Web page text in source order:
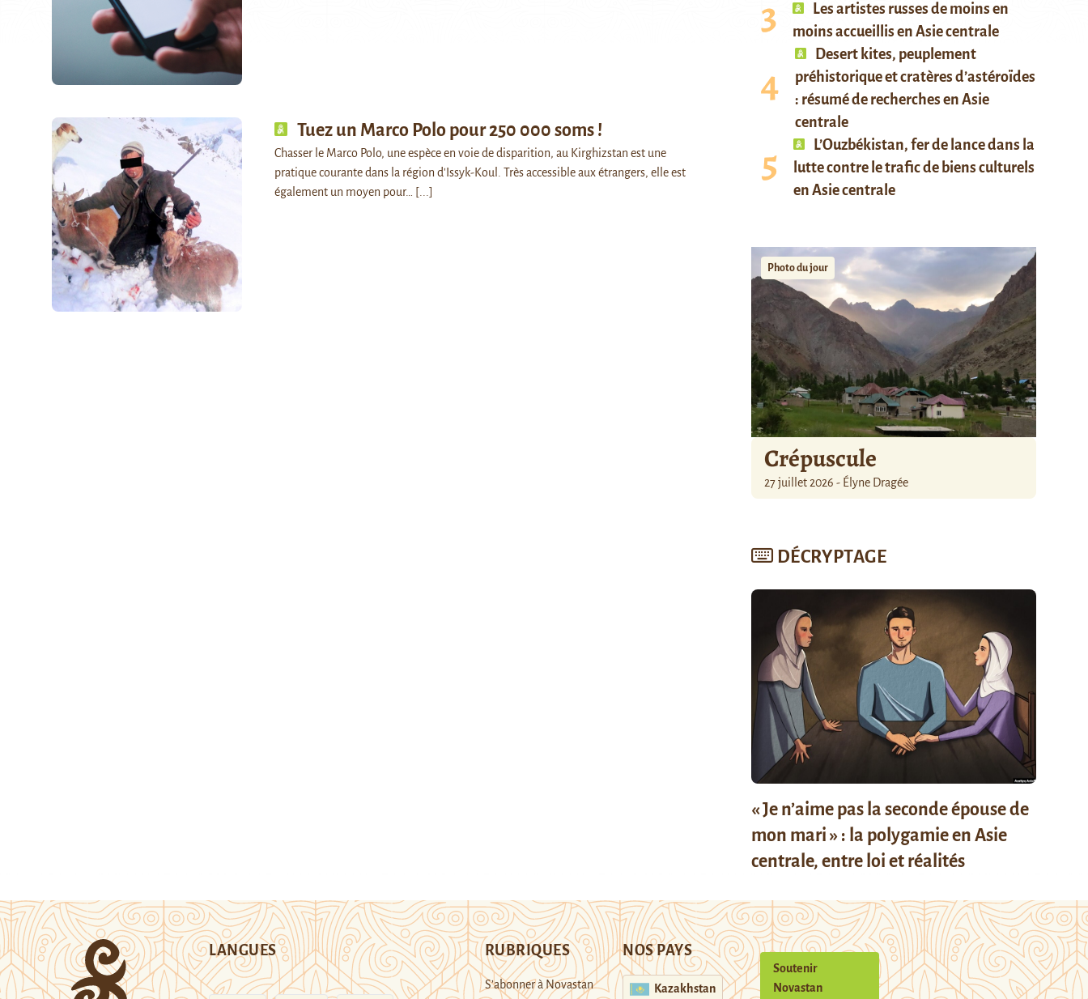
Tuez un Marco Polo pour 250 000 soms !
Chasser le Marco Polo, une espèce en voie de disparition, au Kirghizstan est une
pratique courante dans la région d'Issyk-Koul. Très accessible aux étrangers, elle est
également un moyen pour…
[...]
Les artistes russes de moins en
moins accueillis en Asie centrale
Desert kites, peuplement
préhistorique et cratères d’astéroïdes
: résumé de recherches en Asie
centrale
L’Ouzbékistan, fer de lance dans la
lutte contre le trafic de biens culturels
en Asie centrale
Photo du jour
Crépuscule
27 juillet 2026 - Élyne Dragée
DÉCRYPTAGE
« Je n’aime pas la seconde épouse de
mon mari » : la polygamie en Asie
centrale, entre loi et réalités
LANGUES RUBRIQUES
S’abonner à Novastan
NOS PAYS
Kazakhstan
Soutenir
Novastan